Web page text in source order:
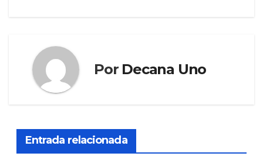
Por Decana Uno
Entrada relacionada